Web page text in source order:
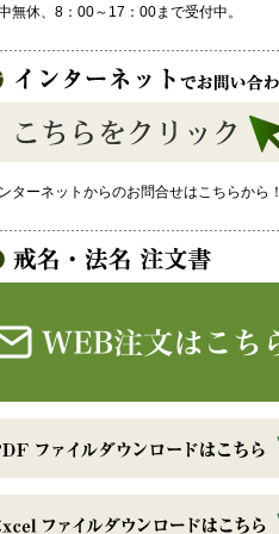
無休、8：00～17：00まで受付中。
ターネットからのお問合せはこちらから！